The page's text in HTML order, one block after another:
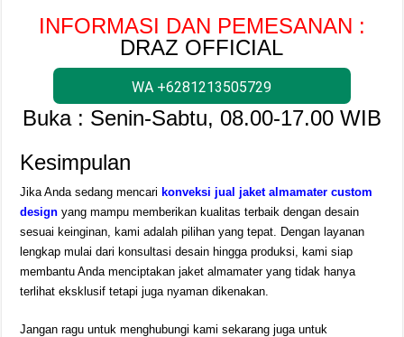
INFORMASI DAN PEMESANAN :
DRAZ OFFICIAL
WA +6281213505729
Buka : Senin-Sabtu, 08.00-17.00 WIB
Kesimpulan
Jika Anda sedang mencarikonveksi jual jaket almamater custom
design yang mampu memberikan kualitas terbaik dengan desain
sesuai keinginan, kami adalah pilihan yang tepat. Dengan layanan
lengkap mulai dari konsultasi desain hingga produksi, kami siap
membantu Anda menciptakan jaket almamater yang tidak hanya
terlihat eksklusif tetapi juga nyaman dikenakan.
Jangan ragu untuk menghubungi kami sekarang juga untuk